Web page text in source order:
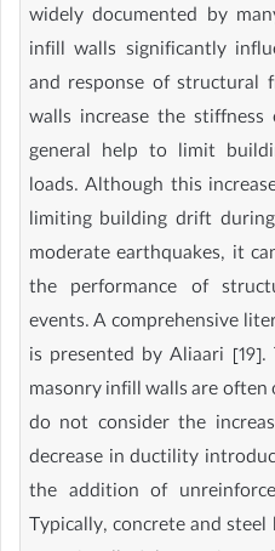
widely documented by
infill walls significantly
and response of structural
walls increase the
general help to limit
loads. Although this
limiting building drift
moderate earthquakes, it
the performance of
events. A comprehensive
is presented by Aliaari
masonry infill walls are
do not consider the
decrease in ductility
the addition of
Typically, concrete and